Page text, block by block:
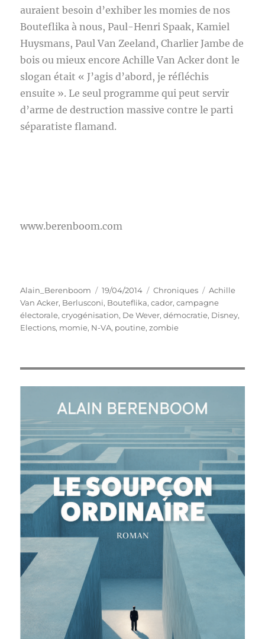
auraient besoin d’exhiber les momies de nos
Bouteflika à nous, Paul-Henri Spaak, Kamiel
Huysmans, Paul Van Zeeland, Charlier Jambe de
bois ou mieux encore Achille Van Acker dont le
slogan était « J’agis d’abord, je réfléchis
ensuite ». Le seul programme qui peut servir
d’arme de destruction massive contre le parti
séparatiste flamand.
www.berenboom.com
Auteur
Alain_Berenboom
Publié
le
19/04/2014 Catégories
Chroniques Étiquettes
Achille
Van Acker, Berlusconi, Bouteflika,cador,campagne
électorale,cryogénisation, De Wever,démocratie, Disney,
Elections, momie, N-VA, poutine,zombie